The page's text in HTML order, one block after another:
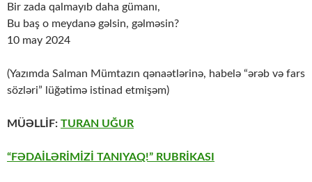
Bir zada qalmayıb daha gümanı,
Bu baş o meydanə gəlsin, gəlməsin?
10 may 2024
(Yazımda Salman Mümtazın qənaətlərinə, habelə “ərəb və fars
sözləri” lüğətimə istinad etmişəm)
MÜƏLLİF: TURAN UĞUR
“FƏDAİLƏRİMİZİ TANIYAQ!” RUBRİKASI